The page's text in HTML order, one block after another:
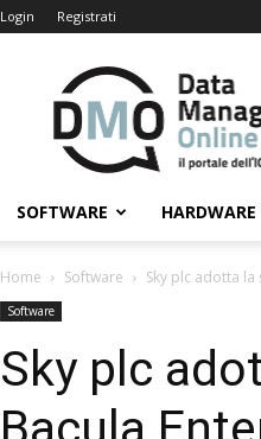
Login Registrati
Data
Online
SOFTWARE HARDWARE
Home Software Sky plc adotta
Software
Sky plc